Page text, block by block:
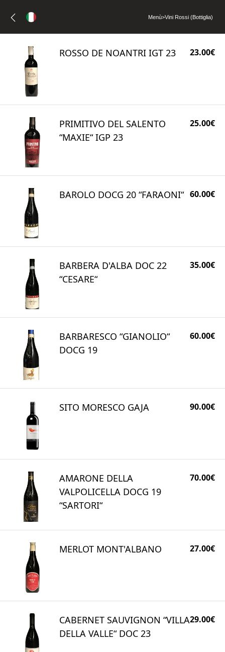
Menù>Vini Rossi (Bottiglia)
ROSSO DE NOANTRI IGT 23 23.00€
PRIMITIVO DEL SALENTO
“MAXIE“ IGP 23
25.00€
BAROLO DOCG 20 “FARAONI“ 60.00€
BARBERA D'ALBA DOC 22
“CESARE“
35.00€
BARBARESCO “GIANOLIO“
DOCG 19
60.00€
SITO MORESCO GAJA 90.00€
AMARONE DELLA
VALPOLICELLA DOCG 19
“SARTORI“
70.00€
MERLOT MONT'ALBANO 27.00€
CABERNET SAUVIGNON “VILLA
DELLA VALLE“ DOC 23
29.00€